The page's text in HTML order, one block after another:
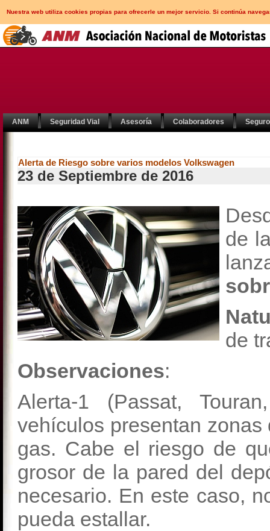
Nuestra web utiliza cookies propias para ofrecerle un mejor servicio. Si continúa
ANM Seguridad Vial Asesoría Colaboradores
Alerta de Riesgo sobre varios modelos Volkswagen
23 de Septiembre de 2016
de
de
Observaciones:
Alerta-1 (Passat,
vehículos presentan
gas. Cabe el riesgo de
grosor de la pared del
necesario. En este caso,
pueda estallar.